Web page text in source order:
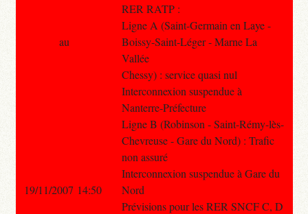
RER RATP :
Ligne A (Saint-Germain en Laye -
Boissy-Saint-Léger - Marne La
Vallée
Chessy) : service quasi nul
Interconnexion suspendue à
Nanterre-Préfecture
Ligne B (Robinson - Saint-Rémy-lès-
Chevreuse - Gare du Nord) : Trafic
non assuré
Interconnexion suspendue à Gare du
Nord
Prévisions pour les RER SNCF C, D
au
19/11/2007 14:50